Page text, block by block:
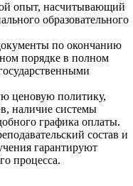
опыт, насчитывающий
образовательного
по окончанию
порядке в полном
ценовую политику,
наличие системы
графика оплаты.
состав и
гарантируют
процесса.